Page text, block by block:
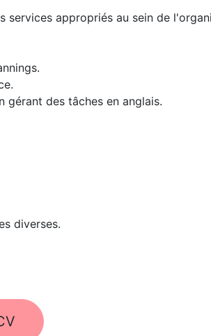
services appropriés au sein de
gérant des tâches en anglais.
diverses.